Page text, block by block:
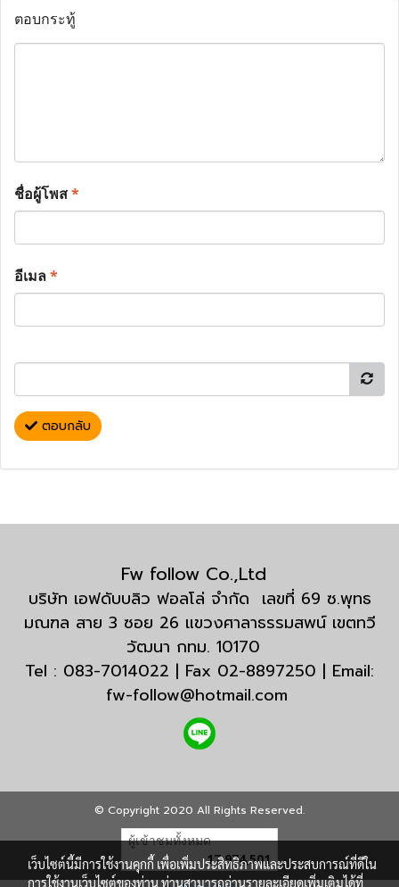
ตอบกระทู้
ชื่อผู้โพส*
อีเมล*
ตอบกลับ
Fw follow Co.,Ltd
บริษัท เอฟดับบลิว ฟอลโล่ จำกัด เลขที่ 69 ซ.พุทธ
มณฑล สาย 3 ซอย 26 แขวงศาลาธรรมสพน์ เขตทวี
วัฒนา กทม. 10170
Tel : 083-7014022 | Fax 02-8897250 | Email:
fw-follow@hotmail.com
© Copyright 2020 All Rights Reserved.
ผู้เข้าชมทั้งหมด
17,974,501
เว็บไซต์นี้มีการใช้งานคุกกี้ เพื่อเพิ่มประสิทธิภาพและประสบการณ์ที่ดีใน
การใช้งานเว็บไซต์ของท่าน ท่านสามารถอ่านรายละเอียดเพิ่มเติมได้ที่